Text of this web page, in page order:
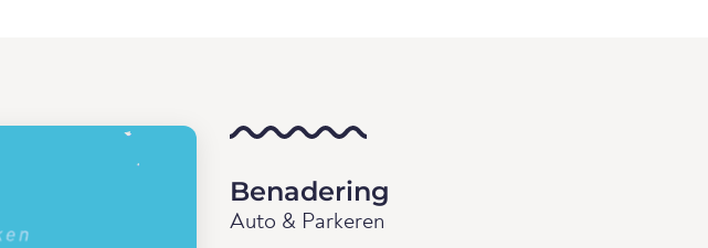
Benadering
Auto & Parkeren